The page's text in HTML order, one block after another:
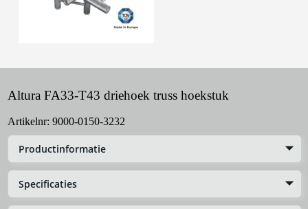
Altura FA33-T43 driehoek truss hoekstuk
Artikelnr: 9000-0150-3232
Productinformatie
Specificaties